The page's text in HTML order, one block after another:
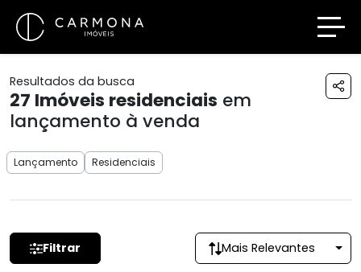
Resultados da busca
27 Imóveis residenciais em
lançamento à venda
Lançamento Residenciais
Filtrar Mais Relevantes